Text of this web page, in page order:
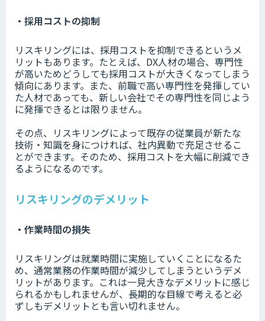
・採用コストの抑制
リスキリングには、採用コストを抑制できるというメ
リットもあります。たとえば、DX人材の場合、専門性
が高いためどうしても採用コストが大きくなってしまう
傾向にあります。また、前職で高い専門性を発揮してい
た人材であっても、新しい会社でその専門性を同じよう
に発揮できるとは限りません。
その点、リスキリングによって既存の従業員が新たな
技術・知識を身につければ、社内異動で充足させるこ
とができます。そのため、採用コストを大幅に削減でき
るようになるのです。
リスキリングのデメリット
・作業時間の損失
リスキリングは就業時間に実施していくことになるた
め、通常業務の作業時間が減少してしまうというデメ
リットがあります。これは一見大きなデメリットに感じ
られるかもしれませんが、長期的な目線で考えると必
ずしもデメリットとも言い切れません。